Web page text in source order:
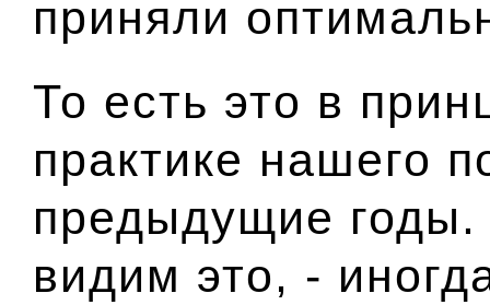
приняли
То есть это в
практике нашего
предыдущие
видим это, -